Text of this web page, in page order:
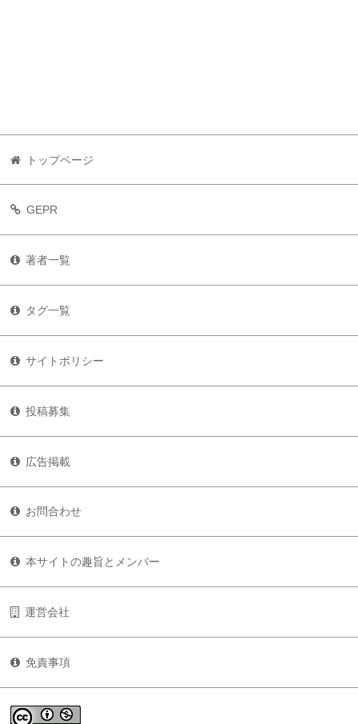
トップページ
GEPR
著者一覧
タグ一覧
サイトポリシー
投稿募集
広告掲載
お問合わせ
本サイトの趣旨とメンバー
運営会社
免責事項